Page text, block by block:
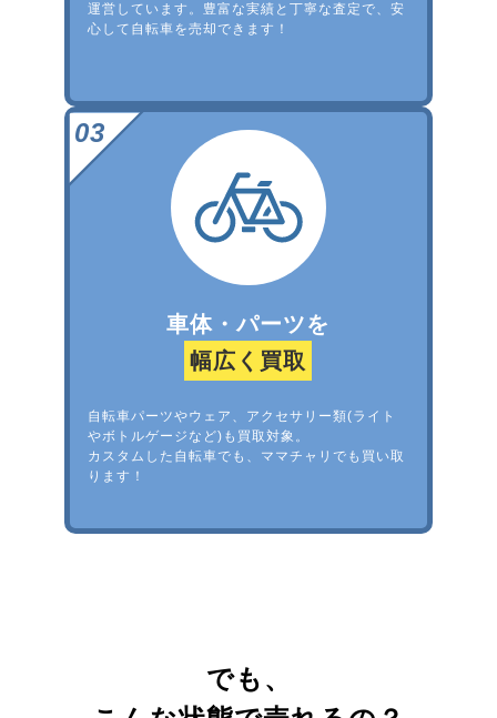
運営しています。豊富な実績と丁寧な査定で、安
心して自転車を売却できます！
車体・パーツを
幅広く買取
自転車パーツやウェア、アクセサリー類(ライト
やボトルゲージなど)も買取対象。
カスタムした自転車でも、ママチャリでも買い取
ります！
でも、